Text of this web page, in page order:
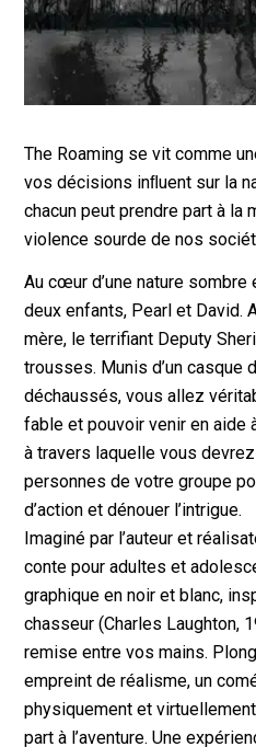
The Roaming se vit comme
vos décisions inﬂuent sur la
chacun peut prendre part à la
violence sourde de nos
Au cœur d’une nature
deux enfants, Pearl et David.
mère, le terrifiant Deputy
trousses. Munis d’un casque
déchaussés, vous allez
fable et pouvoir venir en aide
à travers laquelle vous
personnes de votre groupe
d’action et dénouer l’intrigue.
Imaginé par l’auteur et
conte pour adultes et
graphique en noir et blanc,
chasseur (Charles Laughton,
remise entre vos mains.
empreint de réalisme, un
physiquement et
part à l’aventure. Une